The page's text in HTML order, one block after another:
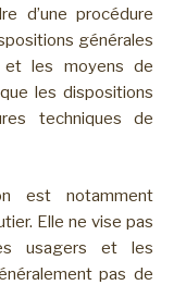
d’une procédure
générales
les moyens de
les dispositions
techniques de
est notamment
Elle ne vise pas
usagers et les
pas de